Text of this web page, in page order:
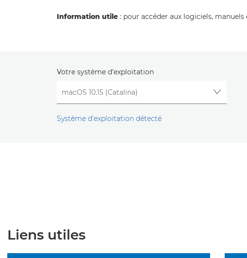
Information utile : pour accéder aux logiciels,
Votre système d'exploitation
Système d'exploitation détecté
Liens utiles